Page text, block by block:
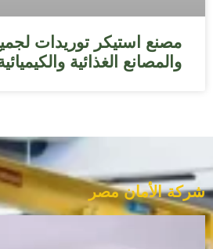
مصنع استيكر توريدات
والمصانع الغذائية
شركة الأمان مصر